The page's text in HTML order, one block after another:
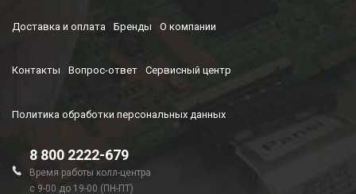
Доставка и оплата Бренды О компании
Контакты Вопрос-ответ Сервисный центр
Политика обработки персональных данных
8 800 2222-679
Время работы колл-центра
с 9-00 до 19-00 (ПН-ПТ)